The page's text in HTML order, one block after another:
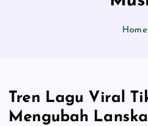
Home
Tren Lagu Viral
Mengubah